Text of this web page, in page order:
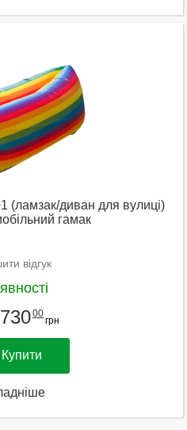
(ламзак/диван для вулиці)
гамак
відгук
73000
грн
Купити